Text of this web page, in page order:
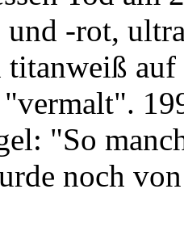
und -rot,
"So
noch